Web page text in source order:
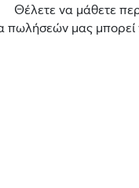
Θέλετε να μάθετε
πωλήσεών μας μπορεί